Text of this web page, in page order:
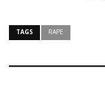
TAGS RAPE